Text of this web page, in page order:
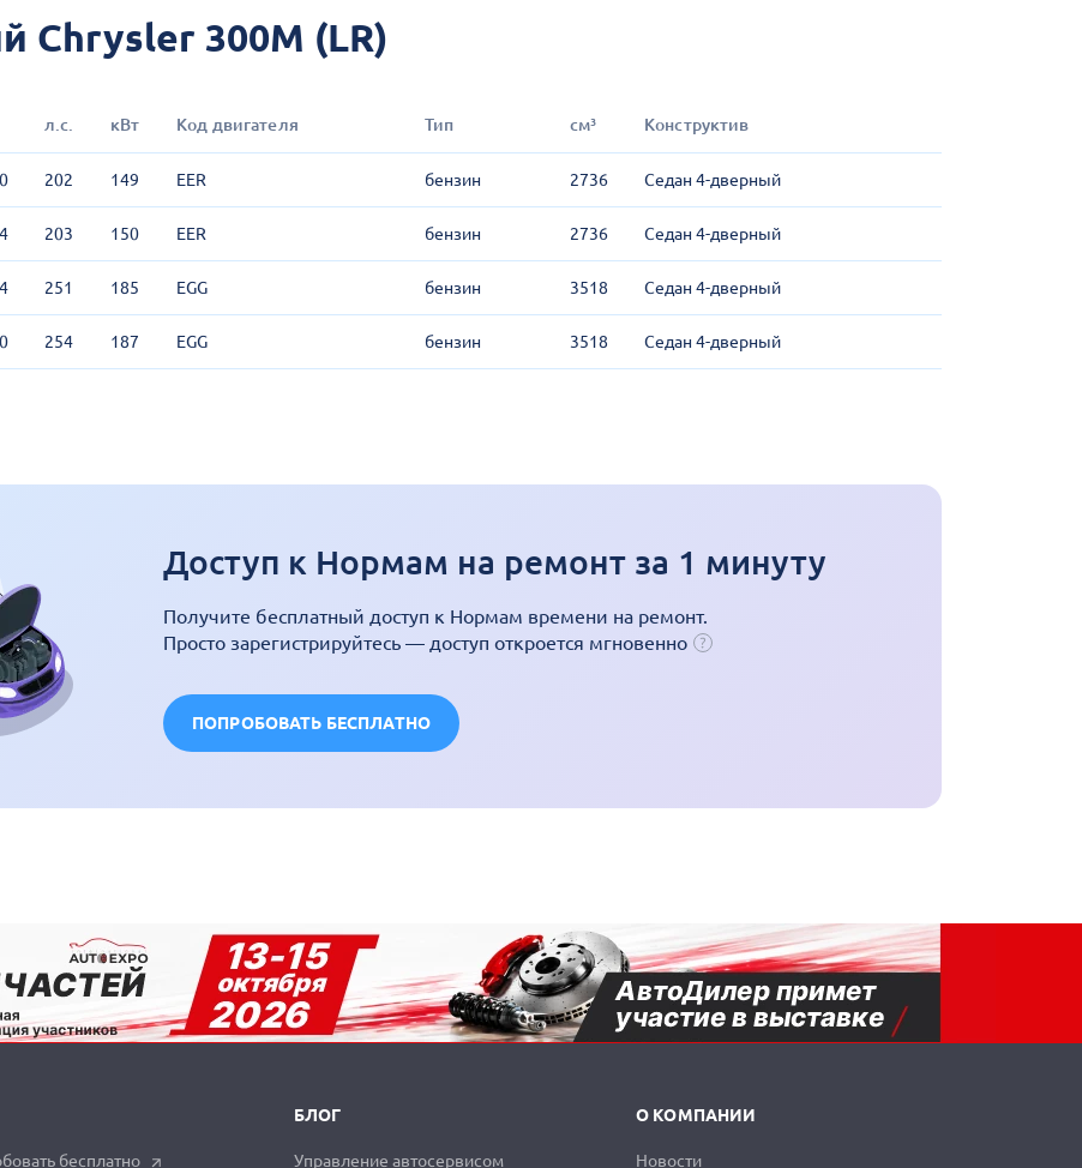
Chrysler 300M (LR)
л.с. кВт Код двигателя Тип см³ Конструктив
202 149 EER бензин 2736 Седан 4-дверный
203 150 EER бензин 2736 Седан 4-дверный
251 185 EGG бензин 3518 Седан 4-дверный
254 187 EGG бензин 3518 Седан 4-дверный
Доступ к Нормам на ремонт за 1 минуту
Получите бесплатный доступ к Нормам времени на ремонт.
Просто зарегистрируйтесь — доступ откроется мгновенно
ПОПРОБОВАТЬ БЕСПЛАТНО
бесплатно
БЛОГ
Управление автосервисом
О КОМПАНИИ
Новости